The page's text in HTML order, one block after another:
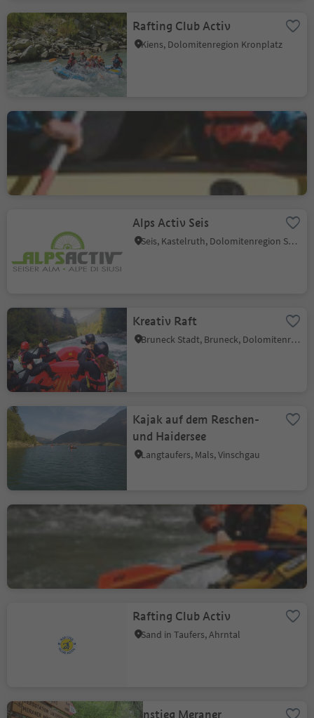
Rafting Club Activ
Kiens, Dolomitenregion Kronplatz
Rafting Adventure
Alps Activ Seis
Seis, Kastelruth, Dolomitenregion Seiser Alm
Kreativ Raft
Bruneck Stadt, Bruneck, Dolomitenregion Kronplatz
Kajak auf dem Reschen-
und Haidersee
Langtaufers, Mals, Vinschgau
Südtirol Rafting
Expeditions
Saltaus, St.Martin in Passeier, Meran und Umgebung
Rafting Club Activ
Sand in Taufers, Ahrntal
Einstieg Meraner